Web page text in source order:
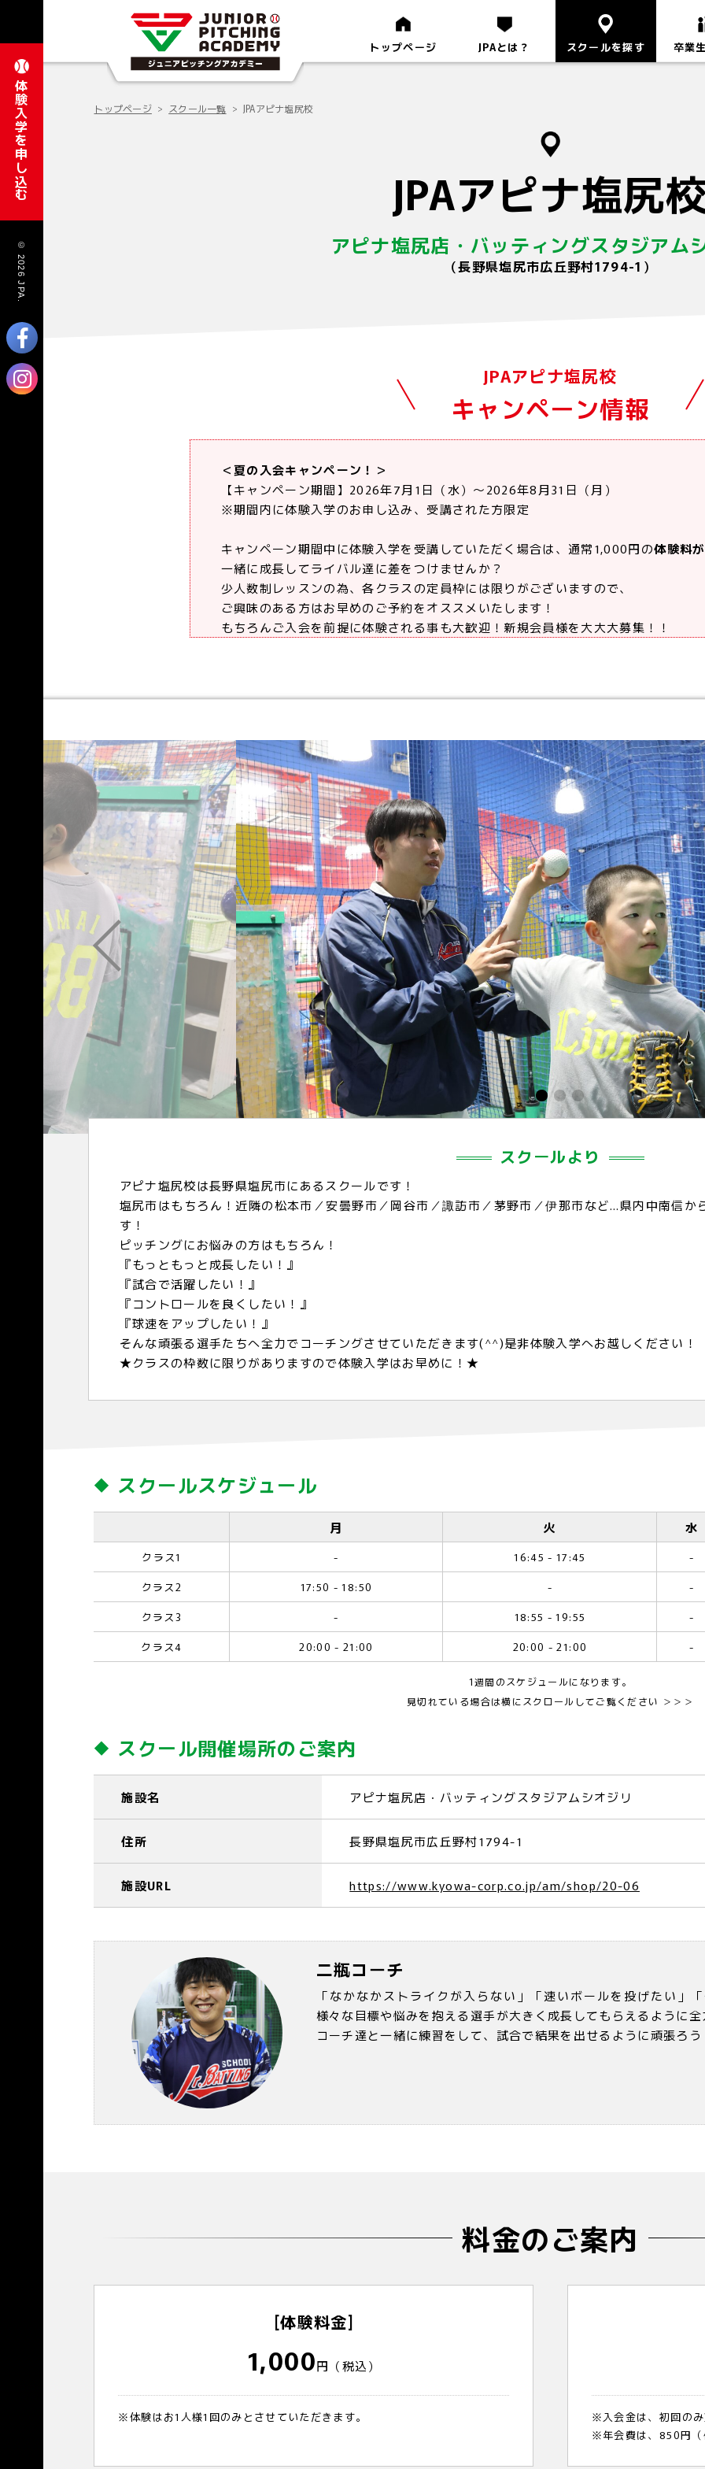
体験入学を申し込む
© 2026 JPA.
トップページ JPAとは？ スクールを探す 卒業
トップページ スクール一覧 JPAアピナ塩尻校
JPAアピナ塩尻
アピナ塩尻店・バッティングスタジアム
（長野県塩尻市広丘野村1794-1）
JPAアピナ塩尻校
キャンペーン情報
＜夏の入会キャンペーン！＞
【キャンペーン期間】2026年7月1日（水）～2026年8月31日（月）
※期間内に体験入学のお申し込み、受講された方限定
キャンペーン期間中に体験入学を受講していただく場合は、通常1,000円の体験料
一緒に成長してライバル達に差をつけませんか？
少人数制レッスンの為、各クラスの定員枠には限りがございますので、
ご興味のある方はお早めのご予約をオススメいたします！
もちろんご入会を前提に体験される事も大歓迎！新規会員様を大大大募集！！
スクールより
アピナ塩尻校は長野県塩尻市にあるスクールです！
塩尻市はもちろん！近隣の松本市／安曇野市／岡谷市／諏訪市／茅野市／伊那市など…県内中南信か
す！
ピッチングにお悩みの方はもちろん！
『もっともっと成長したい！』
『試合で活躍したい！』
『コントロールを良くしたい！』
『球速をアップしたい！』
そんな頑張る選手たちへ全力でコーチングさせていただきます(^^)是非体験入学へお越しください！
★クラスの枠数に限りがありますので体験入学はお早めに！★
スクールスケジュール
月 火 水
クラス1 - 16:45 - 17:45 -
クラス2
17:50 - 18:50 - -
クラス3
- 18:55 - 19:55 -
クラス4
20:00 - 21:00 20:00 - 21:00 -
1週間のスケジュールになります。
見切れている場合は横にスクロールしてご覧ください ＞＞＞
スクール開催場所のご案内
施設名 アピナ塩尻店・バッティングスタジアムシオジリ
住所 長野県塩尻市広丘野村1794-1
施設URL https://www.kyowa-corp.co.jp/am/shop/20-06
二瓶コーチ
「なかなかストライクが入らない」「速いボールを投げたい」
様々な目標や悩みを抱える選手が大きく成長してもらえるように全
コーチ達と一緒に練習をして、試合で結果を出せるように頑張ろう
料金のご案内
[体験料金]
1,000円（税込）
※体験はお1人様1回のみとさせていただきます。
※入会金は、初回のみ
※年会費は、850円（